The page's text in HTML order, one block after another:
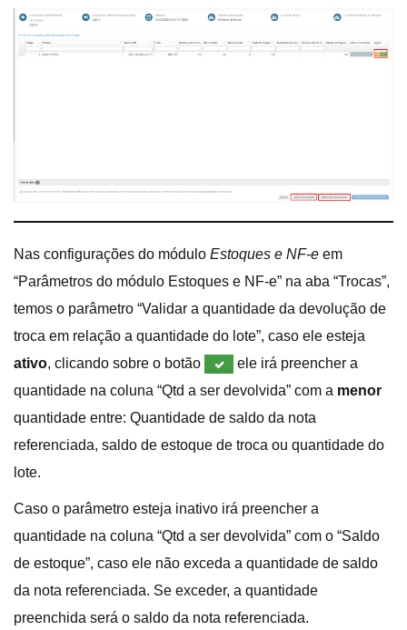
Nas configurações do módulo Estoques e NF-e em
“Parâmetros do módulo Estoques e NF-e” na aba “Trocas”,
temos o parâmetro “Validar a quantidade da devolução de
troca em relação a quantidade do lote”, caso ele esteja
ativo, clicando sobre o botão
ele irá preencher a
quantidade na coluna “Qtd a ser devolvida” com a menor
quantidade entre: Quantidade de saldo da nota
referenciada, saldo de estoque de troca ou quantidade do
lote.
Caso o parâmetro esteja inativo irá preencher a
quantidade na coluna “Qtd a ser devolvida” com o “Saldo
de estoque”, caso ele não exceda a quantidade de saldo
da nota referenciada. Se exceder, a quantidade
preenchida será o saldo da nota referenciada.